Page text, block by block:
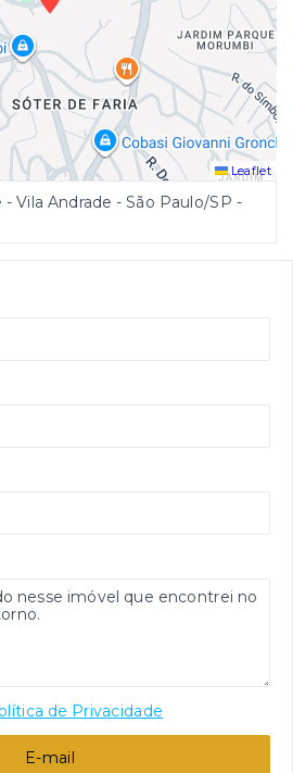
Leaflet
Vila Andrade - São Paulo/SP -
de Privacidade
E-mail